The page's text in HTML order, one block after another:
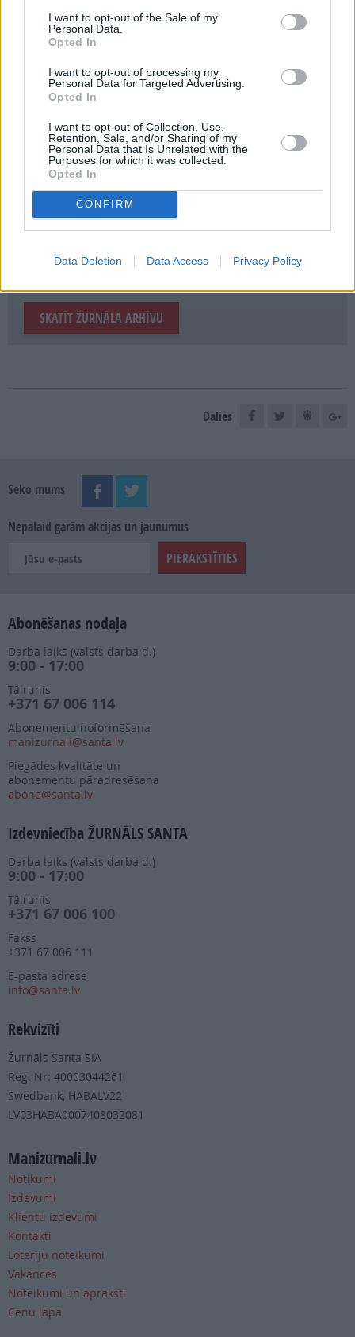
I want to opt-out of the Sale of my
Personal Data.
Opted In
I want to opt-out of processing my
Personal Data for Targeted Advertising.
Opted In
I want to opt-out of Collection, Use,
Retention, Sale, and/or Sharing of my
Personal Data that Is Unrelated with the
Purposes for which it was collected.
Opted In
CONFIRM
Data Deletion Data Access Privacy Policy
E-izdevumu arhīvs
SKATĪT ŽURNĀLA ARHĪVU
Dalies
Seko mums
Nepalaid garām akcijas un jaunumus
Abonēšanas nodaļa
Darba laiks (valsts darba d.)
9:00 - 17:00
Tālrunis
+371 67 006 114
Abonementu noformēšana
manizurnali@santa.lv
Piegādes kvalitāte un
abonementu pāradresēšana
abone@santa.lv
Izdevniecība ŽURNĀLS SANTA
Darba laiks (valsts darba d.)
9:00 - 17:00
Tālrunis
+371 67 006 100
Fakss
+371 67 006 111
E-pasta adrese
info@santa.lv
Rekvizīti
Žurnāls Santa SIA
Reģ. Nr: 40003044261
Swedbank, HABALV22
LV03HABA0007408032081
Manizurnali.lv
Notikumi
Izdevumi
Klientu izdevumi
Kontakti
Loteriju noteikumi
Vakances
Noteikumi un apraksti
Cenu lapa